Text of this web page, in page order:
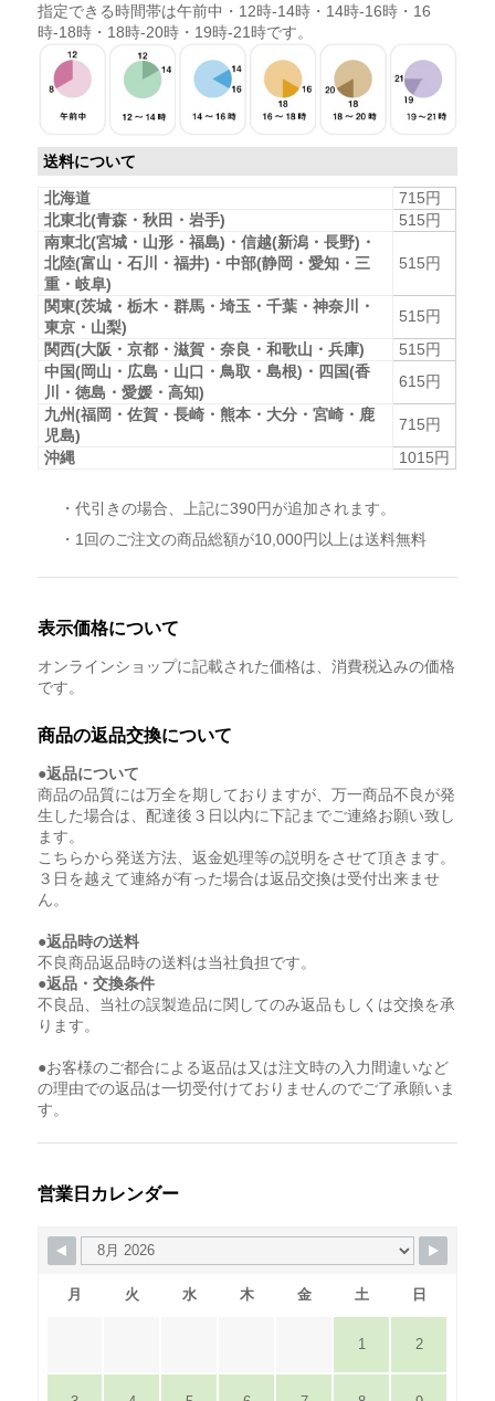
指定できる時間帯は午前中・12時-14時・14時-16時・16
時-18時・18時-20時・19時-21時です。
送料について
北海道
715円
北東北(青森・秋田・岩手)
515円
南東北(宮城・山形・福島)・信越(新潟・長野)・
北陸(富山・石川・福井)・中部(静岡・愛知・三
重・岐阜)
515円
関東(茨城・栃木・群馬・埼玉・千葉・神奈川・
東京・山梨)
515円
関西(大阪・京都・滋賀・奈良・和歌山・兵庫)
515円
中国(岡山・広島・山口・鳥取・島根)・四国(香
川・徳島・愛媛・高知)
615円
九州(福岡・佐賀・長崎・熊本・大分・宮崎・鹿
児島)
715円
沖縄
1015円
・代引きの場合、上記に390円が追加されます。
・1回のご注文の商品総額が10,000円以上は送料無料
表示価格について
オンラインショップに記載された価格は、消費税込みの価格
です。
商品の返品交換について
●返品について
商品の品質には万全を期しておりますが、万一商品不良が発
生した場合は、配達後３日以内に下記までご連絡お願い致し
ます。
こちらから発送方法、返金処理等の説明をさせて頂きます。
３日を越えて連絡が有った場合は返品交換は受付出来ませ
ん。
●返品時の送料
不良商品返品時の送料は当社負担です。
●返品・交換条件
不良品、当社の誤製造品に関してのみ返品もしくは交換を承
ります。
●お客様のご都合による返品は又は注文時の入力間違いなど
の理由での返品は一切受付けておりませんのでご了承願いま
す。
営業日カレンダー
月 火 水 木 金 土 日
1 2